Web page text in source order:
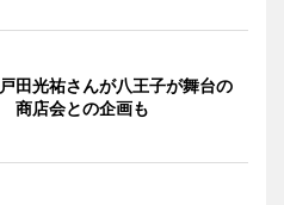
田光祐さんが八王子が舞台の
商店会との企画も